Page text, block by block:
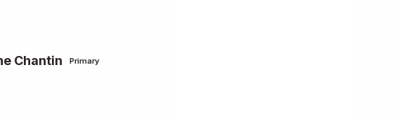
Chantin Primary